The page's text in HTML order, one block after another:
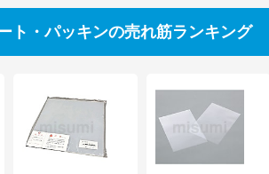
ト・パッキンの売れ筋ランキング